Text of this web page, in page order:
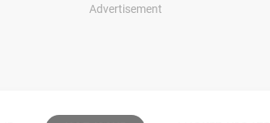
Advertisement